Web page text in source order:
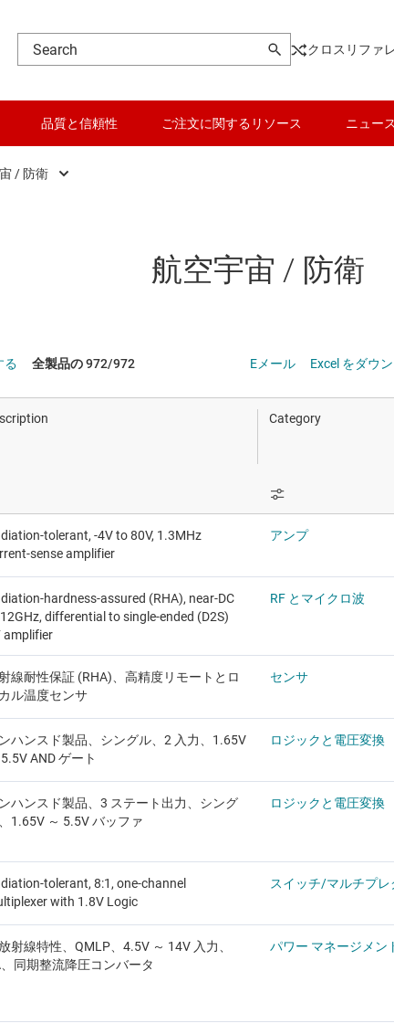
クロスリファ
品質と信頼性 ご注文に関するリソース ニュー
レクトロニクス
/ 防衛
産業用オートメーション
医療 / ヘルスケア
試験 / 測定機器
航空宇宙 / 防衛
る 全製品の 972/972 Eメール Excel をダウ
Category
tolerant, -4V to 80V, 1.3MHz
sense amplifier
アンプ
hardness-assured (RHA), near-DC
differential to single-ended (D2S)
amplifier
RF とマイクロ波
線耐性保証 (RHA)、高精度リモートとロ
ル温度センサ
センサ
ハンスド製品、シングル、2 入力、1.65V
5.5V AND ゲート
ロジックと電圧変換
ハンスド製品、3 ステート出力、シング
1.65V ～ 5.5V バッファ
ロジックと電圧変換
tolerant, 8:1, one-channel
with 1.8V Logic
スイッチ/マルチプレ
射線特性、QMLP、4.5V ～ 14V 入力、
同期整流降圧コンバータ
パワー マネージメン